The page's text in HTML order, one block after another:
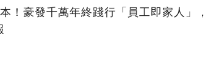
！豪發千萬年終踐行「員工即家人」